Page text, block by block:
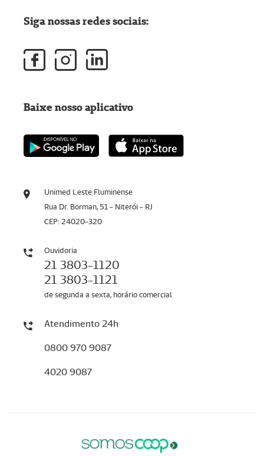
Unimed Leste Fluminense
Rua Dr. Borman, 51 - Niterói - RJ
CEP: 24020-320
Ouvidoria
21 3803-1120
21 3803-1121
de segunda a sexta, horário comercial
Atendimento 24h
0800 970 9087
4020 9087
Siga nossas redes sociais:
Baixe nosso aplicativo